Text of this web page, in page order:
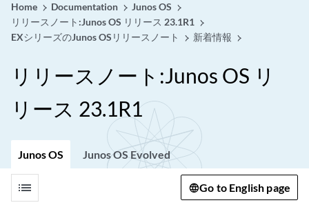
Home Documentation
Junos OS
リリースノート:Junos OS リリース 23.1R1
EXシリーズのJunos OSリリースノート
新着情報
リリースノート:Junos OS リ
リース 23.1R1
Junos OS Junos OS Evolved
list Go to English page